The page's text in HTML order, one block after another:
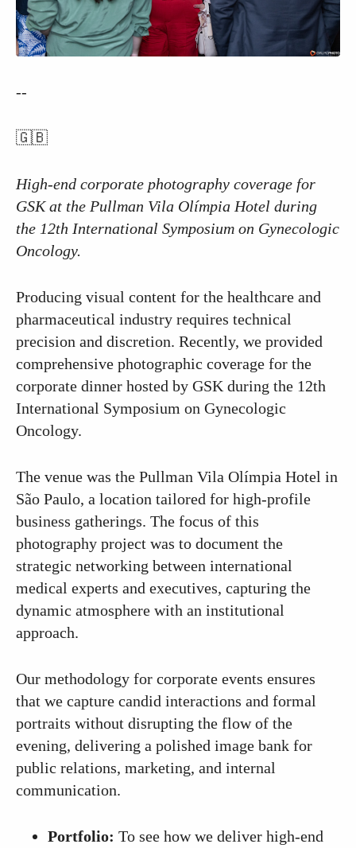
--
🇬🇧
High-end corporate photography coverage for
GSK at the Pullman Vila Olímpia Hotel during
the 12th International Symposium on Gynecologic
Oncology.
Producing visual content for the healthcare and
pharmaceutical industry requires technical
precision and discretion. Recently, we provided
comprehensive photographic coverage for the
corporate dinner hosted by GSK during the 12th
International Symposium on Gynecologic
Oncology.
The venue was the Pullman Vila Olímpia Hotel in
São Paulo, a location tailored for high-profile
business gatherings. The focus of this
photography project was to document the
strategic networking between international
medical experts and executives, capturing the
dynamic atmosphere with an institutional
approach.
Our methodology for corporate events ensures
that we capture candid interactions and formal
portraits without disrupting the flow of the
evening, delivering a polished image bank for
public relations, marketing, and internal
communication.
Portfolio: To see how we deliver high-end